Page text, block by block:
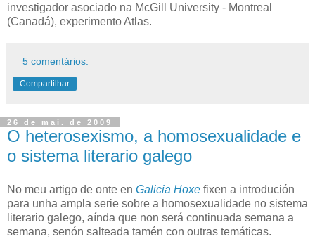
investigador asociado na McGill University - Montreal
(Canadá), experimento Atlas.
5 comentários:
Compartilhar
26 de mai. de 2009
O heterosexismo, a homosexualidade e
o sistema literario galego
No meu artigo de onte en Galicia Hoxe fixen a introdución
para unha ampla serie sobre a homosexualidade no sistema
literario galego, aínda que non será continuada semana a
semana, senón salteada tamén con outras temáticas.